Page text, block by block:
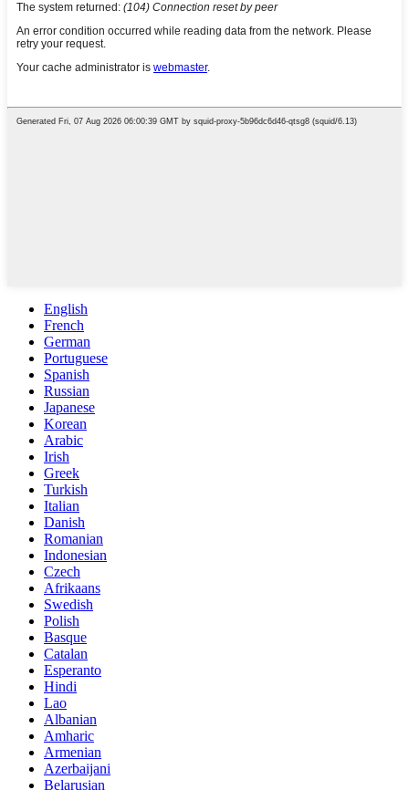
English
French
German
Portuguese
Spanish
Russian
Japanese
Korean
Arabic
Irish
Greek
Turkish
Italian
Danish
Romanian
Indonesian
Czech
Afrikaans
Swedish
Polish
Basque
Catalan
Esperanto
Hindi
Lao
Albanian
Amharic
Armenian
Azerbaijani
Belarusian